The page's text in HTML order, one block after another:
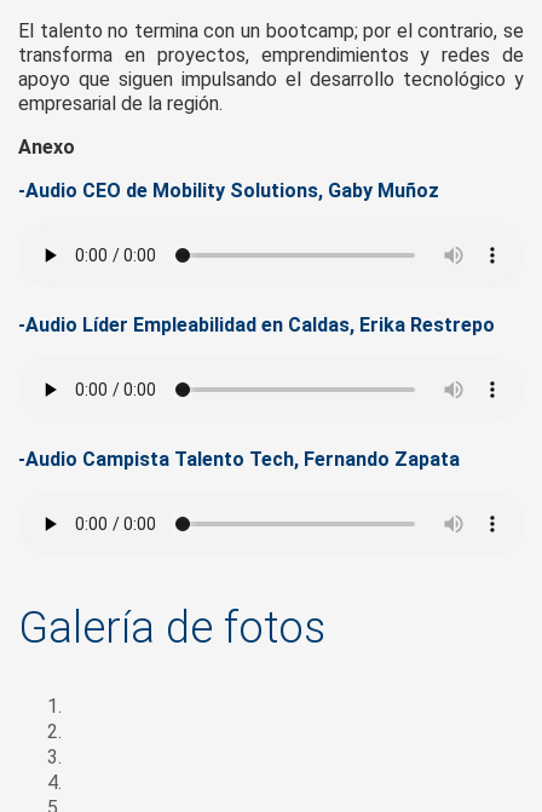
El talento no termina con un bootcamp; por el contrario, se
transforma en proyectos, emprendimientos y redes de
apoyo que siguen impulsando el desarrollo tecnológico y
empresarial de la región.
Anexo
-Audio CEO de Mobility Solutions, Gaby Muñoz
-Audio Líder Empleabilidad en Caldas, Erika Restrepo
-Audio Campista Talento Tech, Fernando Zapata
Galería de fotos